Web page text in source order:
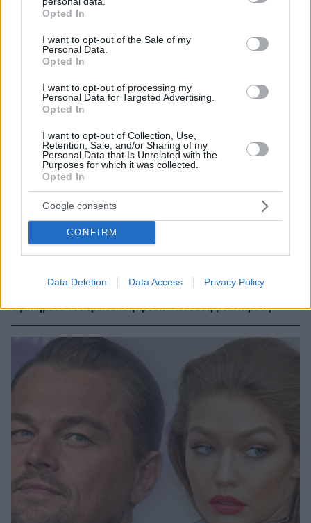
grant or deny consent to Google and its third-party tags to
use your data for below specified purposes in below Google
consent section.
Opted In
I want to opt-out of the Sale of my
Personal Data.
Opted In
I want to opt-out of processing my
Personal Data for Targeted Advertising.
Opted In
I want to opt-out of Collection, Use,
Retention, Sale, and/or Sharing of my
Personal Data that Is Unrelated with the
Purposes for which it was collected.
Opted In
Google consents
CONFIRM
Data Deletion Data Access Privacy Policy
αγαπημένο του ηλικιακό γκρουπ - Εθεάθη με 23χρονη
22.12.2022, 16:42